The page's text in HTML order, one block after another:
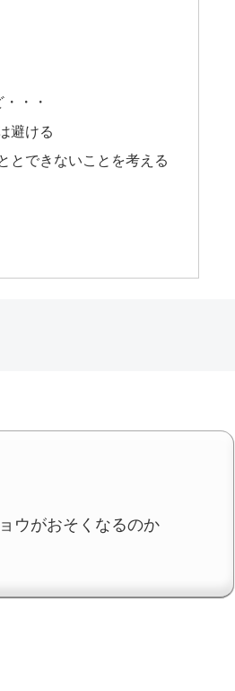
・・
避ける
とできないことを考える
ウがおそくなるのか